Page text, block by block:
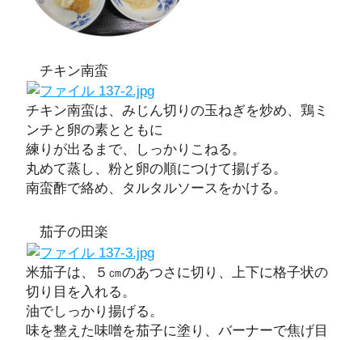
チキン南蛮
チキン南蛮は、みじん切りの玉ねぎを炒め、鶏ミ
ンチと卵の素とともに
練りが出るまで、しっかりこねる。
丸めて蒸し、粉と卵の順につけて揚げる。
南蛮酢で絡め、タルタルソースをかける。
茄子の田楽
米茄子は、５㎝のあつさに切り、上下に格子状の
切り目を入れる。
油でしっかり揚げる。
味を整えた味噌を茄子に塗り、バーナーで焦げ目